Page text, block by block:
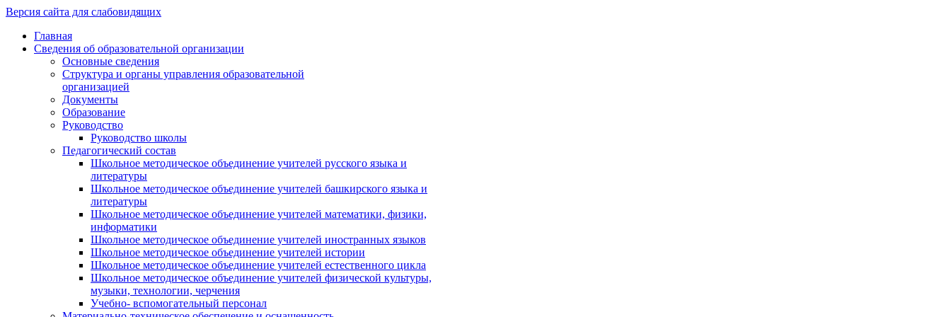
Версия сайта для слабовидящих
Главная
Сведения об образовательной организации
Основные сведения
Структура и органы управления образовательной
организацией
Документы
Образование
Руководство
Руководство школы
Педагогический состав
Школьное методическое объединение учителей русского языка и
литературы
Школьное методическое объединение учителей башкирского языка и
литературы
Школьное методическое объединение учителей математики, физики,
информатики
Школьное методическое объединение учителей иностранных языков
Школьное методическое объединение учителей истории
Школьное методическое объединение учителей естественного цикла
Школьное методическое объединение учителей физической культуры,
музыки, технологии, черчения
Учебно- вспомогательный персонал